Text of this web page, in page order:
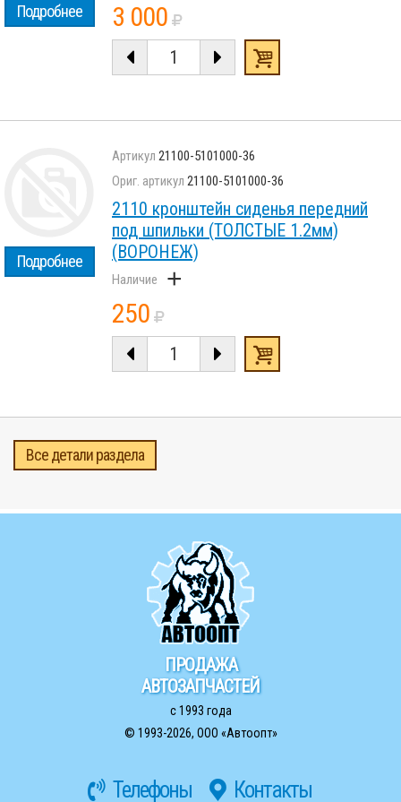
Подробнее 3 000
Подробнее
21100-5101000-36
21100-5101000-36
2110 кронштейн сиденья передний
под шпильки (ТОЛСТЫЕ 1.2мм)
(ВОРОНЕЖ)
+
250
Все детали раздела
ПРОДАЖА
АВТОЗАПЧАСТЕЙ
с 1993 года
© 1993-2026, ООО «Автоопт»
Телефоны Контакты